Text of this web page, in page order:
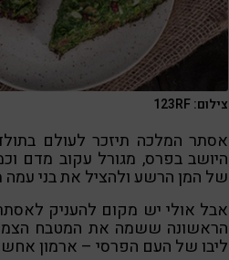
צילום: 123RF
אסתר המלכה תיזכר לעולם
היושב בפרס, מגורל עקוב מדם
של המן הרשע ולהציל את בני עמה
אבל אולי יש מקום להעניק
הראשונה ששמה את המטבח
ליבו של העם הפרסי – ארמון